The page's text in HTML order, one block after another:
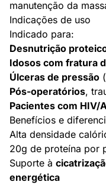
manutenção da
Indicações de uso
Indicado para:
Desnutrição
Idosos com fratura
Úlceras de pressão
Pós-operatórios,
Pacientes com HIV/
Benefícios e
Alta densidade
20g de proteína por
Suporte à
energética